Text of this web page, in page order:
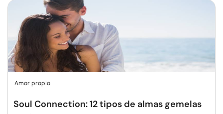
Amor propio
Soul Connection: 12 tipos de almas gemelas